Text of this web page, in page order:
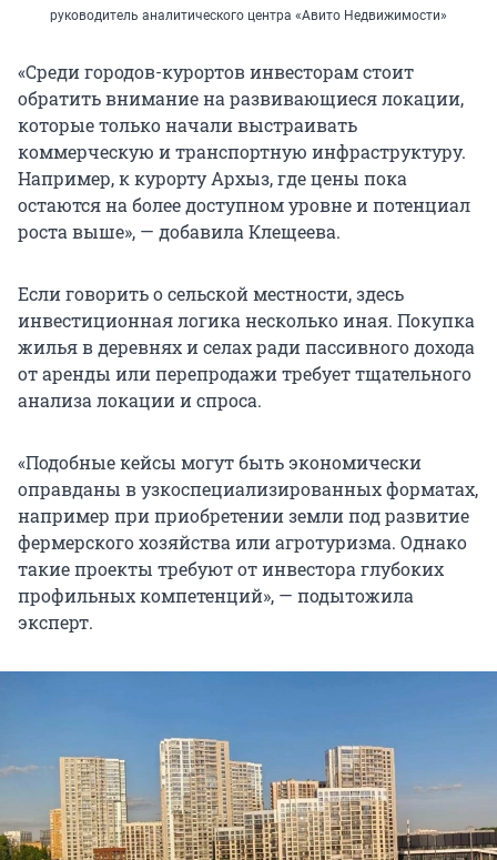
руководитель аналитического центра «Авито Недвижимости»
«Среди городов-курортов инвесторам стоит
обратить внимание на развивающиеся локации,
которые только начали выстраивать
коммерческую и транспортную инфраструктуру.
Например, к курорту Архыз, где цены пока
остаются на более доступном уровне и потенциал
роста выше», — добавила Клещеева.
Если говорить о сельской местности, здесь
инвестиционная логика несколько иная. Покупка
жилья в деревнях и селах ради пассивного дохода
от аренды или перепродажи требует тщательного
анализа локации и спроса.
«Подобные кейсы могут быть экономически
оправданы в узкоспециализированных форматах,
например при приобретении земли под развитие
фермерского хозяйства или агротуризма. Однако
такие проекты требуют от инвестора глубоких
профильных компетенций», — подытожила
эксперт.